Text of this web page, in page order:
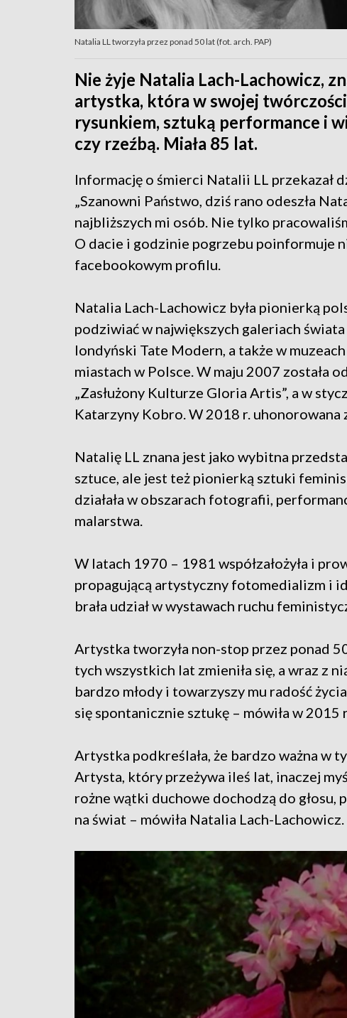
Natalia LL tworzyła przez ponad 50 lat (fot. arch. PAP)
Nie żyje Natalia Lach-Lachowicz,
artystka, która w swojej
rysunkiem, sztuką performance i
czy rzeźbą. Miała 85 lat.
Informację o śmierci Natalii LL przekazał
„Szanowni Państwo, dziś rano odeszła
najbliższych mi osób. Nie tylko
O dacie i godzinie pogrzebu poinformuje
facebookowym profilu.
Natalia Lach-Lachowicz była pionierką
podziwiać w największych galeriach
londyński Tate Modern, a także w
miastach w Polsce. W maju 2007 została
„Zasłużony Kulturze Gloria Artis”, a w
Katarzyny Kobro. W 2018 r. uhonorowana
Natalię LL znana jest jako wybitna
sztuce, ale jest też pionierką sztuki
działała w obszarach fotografii,
malarstwa.
W latach 1970 – 1981 współzałożyła i
propagującą artystyczny fotomedializm i
brała udział w wystawach ruchu
Artystka tworzyła non-stop przez ponad
tych wszystkich lat zmieniła się, a wraz z
bardzo młody i towarzyszy mu radość
się spontanicznie sztukę – mówiła w 2015
Artystka podkreślała, że bardzo ważna w
Artysta, który przeżywa ileś lat, inaczej
rożne wątki duchowe dochodzą do głosu,
na świat – mówiła Natalia Lach-Lachowicz.